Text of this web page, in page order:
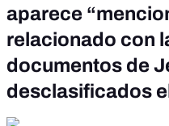
aparece
relacionado con
documentos de
desclasificados